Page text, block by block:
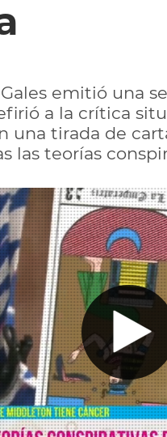
emitió una
a la crítica
una tirada de
las teorías